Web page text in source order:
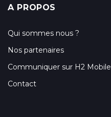
A PROPOS
Qui sommes nous ?
Nos partenaires
Communiquer sur H2 Mobile
Contact